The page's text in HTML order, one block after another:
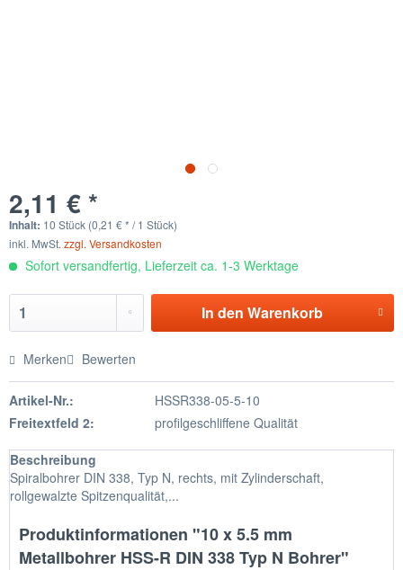
2,11 € *
Inhalt: 10 Stück (0,21 € * / 1 Stück)
inkl. MwSt. zzgl. Versandkosten
Sofort versandfertig, Lieferzeit ca. 1-3 Werktage
In den Warenkorb
Merken Bewerten
Artikel-Nr.:
HSSR338-05-5-10
Freitextfeld 2:
profilgeschliffene Qualität
Beschreibung
Spiralbohrer DIN 338, Typ N, rechts, mit Zylinderschaft,
rollgewalzte Spitzenqualität,...
Produktinformationen "10 x 5.5 mm
Metallbohrer HSS-R DIN 338 Typ N Bohrer"